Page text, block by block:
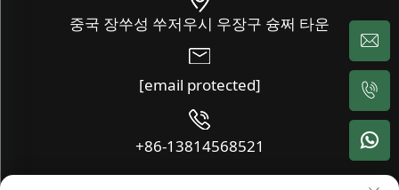
중국 장쑤성 쑤저우시 우장구 슝쩌 타운
[email protected]
+86-13814568521